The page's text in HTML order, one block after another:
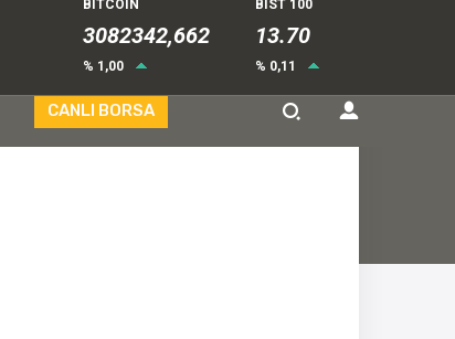
BITCOIN
3082342,662
% 1,00
BIST 100
13.70
% 0,11
CANLI BORSA